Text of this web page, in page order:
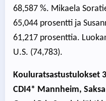
68,587 %. Mikaela
65,044 prosentti ja
61,217 prosenttia.
U.S. (74,783).
Kouluratsastustulokset
CDI4* Mannheim, Saksa